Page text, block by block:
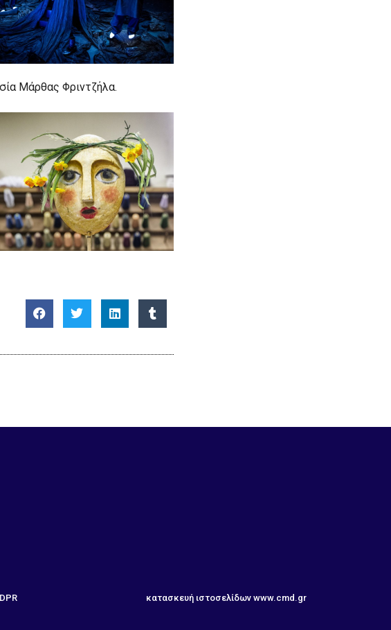
Μάρθας Φριντζήλα.
κατασκευή ιστοσελίδων www.cmd.gr